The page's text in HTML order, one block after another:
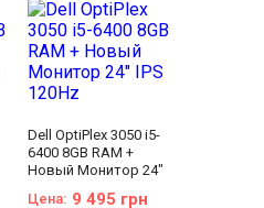
Количество ядер
процессора: 4
Тип матрицы:
Диагональ: 24 дюйма
Разрешение Экрана:
1920x1080
Оперативная Память:
8 GB (DDR4)
Видеокарта: Intel® HD
Graphics 530
Dell OptiPlex 3050 i5-
6400 8GB RAM +
Новый Монитор 24"
Цена: 9 495 грн